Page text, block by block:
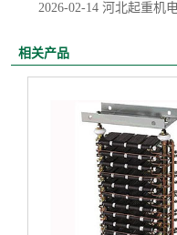
2026-02-14 河北起重机
相关产品